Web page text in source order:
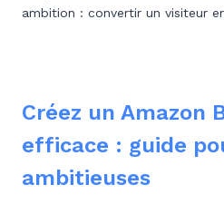
ambition : convertir un visiteur
Créez un Amazon
efficace : guide
ambitieuses